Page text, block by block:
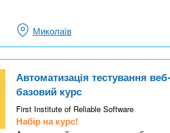
Миколаїв
Автоматизація тестування
базовий курс
First Institute of Reliable Software
Набір на курс!